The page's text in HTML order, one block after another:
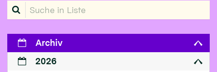
Suche in Liste
Archiv
2026